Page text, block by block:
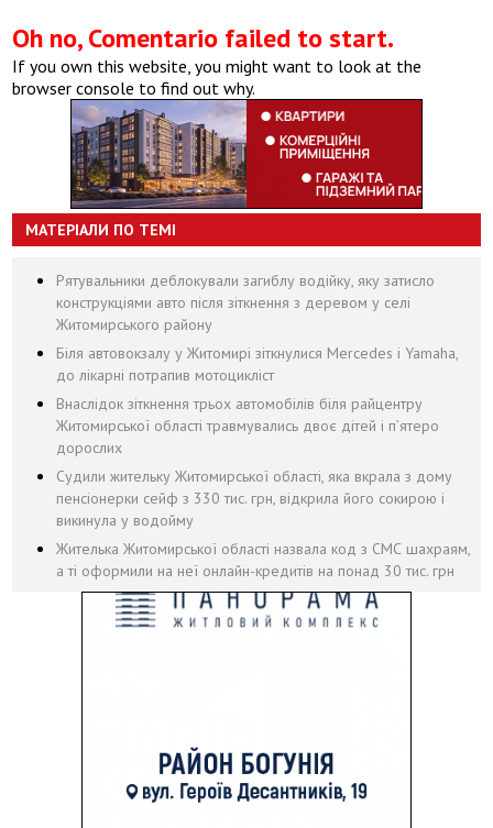
Oh no, Comentario failed to start.
If you own this website, you might want to look at the
browser console to find out why.
МАТЕРІАЛИ ПО ТЕМІ
Рятувальники деблокували загиблу водійку, яку затисло
конструкціями авто після зіткнення з деревом у селі
Житомирського району
Біля автовокзалу у Житомирі зіткнулися Mercedes і Yamaha,
до лікарні потрапив мотоцикліст
Внаслідок зіткнення трьох автомобілів біля райцентру
Житомирської області травмувались двоє дітей і пʼятеро
дорослих
Судили жительку Житомирської області, яка вкрала з дому
пенсіонерки сейф з 330 тис. грн, відкрила його сокирою і
викинула у водойму
Жителька Житомирської області назвала код з СМС шахраям,
а ті оформили на неї онлайн-кредитів на понад 30 тис. грн